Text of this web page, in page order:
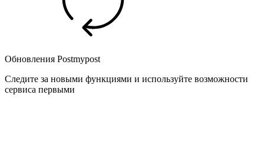
Обновления Postmypost
Следите за новыми функциями и используйте возможности
сервиса первыми